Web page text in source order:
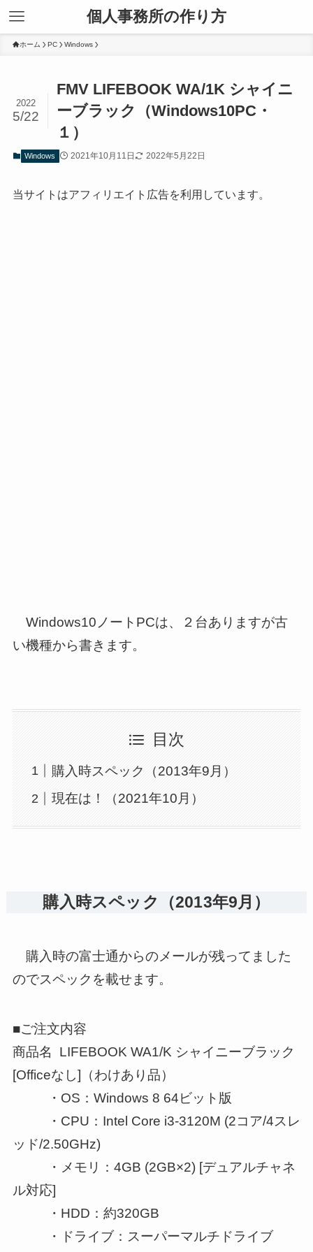
個人事務所の作り方
ホーム PC Windows
FMV LIFEBOOK WA/1K シャイニ
ーブラック（Windows10PC・
１）
2022
5/22
Windows 2021年10月11日 2022年5月22日
当サイトはアフィリエイト広告を利用しています。
Windows10ノートPCは、２台ありますが古
い機種から書きます。
目次
購入時スペック（2013年9月）
現在は！（2021年10月）
購入時スペック（2013年9月）
購入時の富士通からのメールが残ってました
のでスペックを載せます。
■ご注文内容
商品名 LIFEBOOK WA1/K シャイニーブラック
[Officeなし]（わけあり品）
・OS：Windows 8 64ビット版
・CPU：Intel Core i3-3120M (2コア/4スレ
ッド/2.50GHz)
・メモリ：4GB (2GB×2) [デュアルチャネ
ル対応]
・HDD：約320GB
・ドライブ：スーパーマルチドライブ